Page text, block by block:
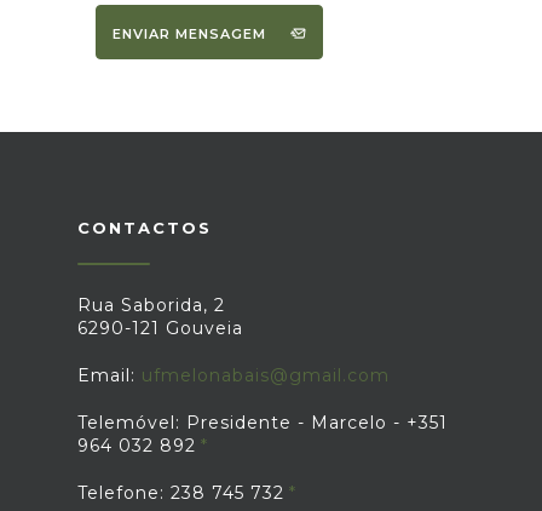
ENVIAR MENSAGEM
CONTACTOS
Rua Saborida, 2
6290-121 Gouveia
Email: ufmelonabais@gmail.com
Telemóvel: Presidente - Marcelo - +351
964 032 892
Telefone: 238 745 732